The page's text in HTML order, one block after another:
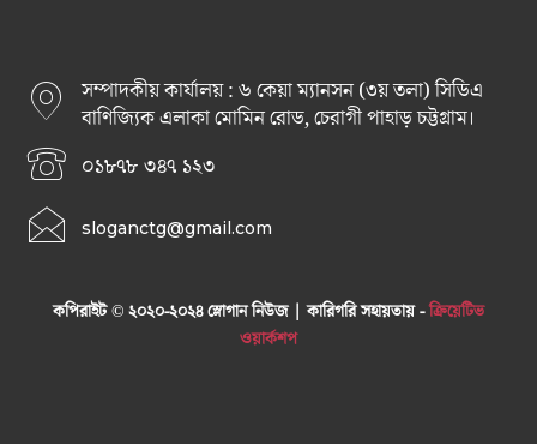
সম্পাদকীয় কার্যালয় : ৬ কেয়া ম্যানসন (৩য় তলা) সিডিএ
বাণিজ্যিক এলাকা মোমিন রোড, চেরাগী পাহাড় চট্টগ্রাম।
০১৮৭৮ ৩৪৭ ১২৩
sloganctg@gmail.com
কপিরাইট © ২০২০-২০২৪ স্লোগান নিউজ | কারিগরি সহায়তায় -ক্রিয়েটিভ
ওয়ার্কশপ